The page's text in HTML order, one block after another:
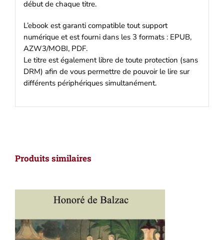
début de chaque titre.
L’ebook est garanti compatible tout support
numérique et est fourni dans les 3 formats : EPUB,
AZW3/MOBI, PDF.
Le titre est également libre de toute protection (sans
DRM) afin de vous permettre de pouvoir le lire sur
différents périphériques simultanément.
Produits similaires